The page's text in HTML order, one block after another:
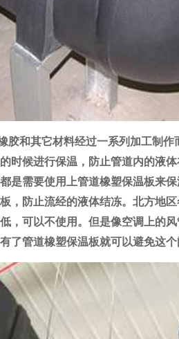
胶和其它材料经过一系列加工制
时候进行保温，防止管道内的液
是需要使用上管道橡塑保温板来
，防止流经的液体结冻。北方地
，可以不使用。但是像空调上的
了管道橡塑保温板就可以避免这个